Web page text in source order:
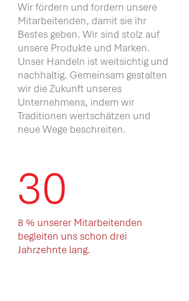
Wir fördern und fordern unsere
Mitarbeitenden, damit sie ihr
Bestes geben. Wir sind stolz auf
unsere Produkte und Marken.
Unser Handeln ist weitsichtig und
nachhaltig. Gemeinsam gestalten
wir die Zukunft unseres
Unternehmens, indem wir
Traditionen wertschätzen und
neue Wege beschreiten.
30
8 % unserer Mitarbeitenden
begleiten uns schon drei
Jahrzehnte lang.